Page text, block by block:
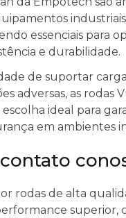
essenciais para
e durabilidade.
de suportar
adversas, as rodas
ideal para
em ambientes
rodas de alta
superior,